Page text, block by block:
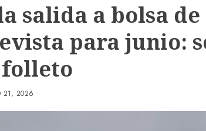
salida a bolsa de
para junio:
21, 2026